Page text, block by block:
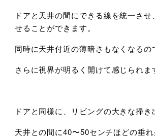
ドアと天井の間にできる線を統一させ
せることができます。
同時に天井付近の薄暗さもなくなるの
さらに視界が明るく開けて感じられま
ドアと同様に、リビングの大きな掃き
天井との間に40〜50センチほどの垂